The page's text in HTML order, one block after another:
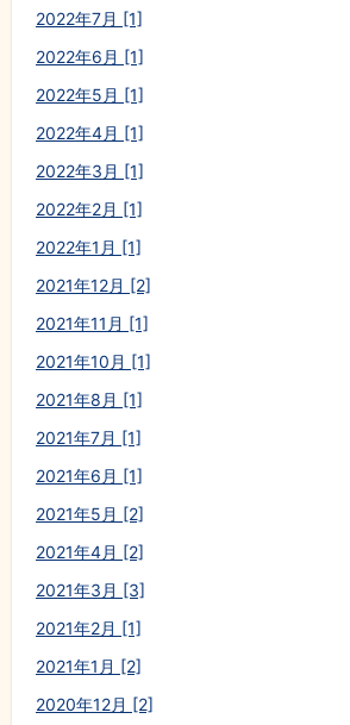
2022年7月 [1]
2022年6月 [1]
2022年5月 [1]
2022年4月 [1]
2022年3月 [1]
2022年2月 [1]
2022年1月 [1]
2021年12月 [2]
2021年11月 [1]
2021年10月 [1]
2021年8月 [1]
2021年7月 [1]
2021年6月 [1]
2021年5月 [2]
2021年4月 [2]
2021年3月 [3]
2021年2月 [1]
2021年1月 [2]
2020年12月 [2]